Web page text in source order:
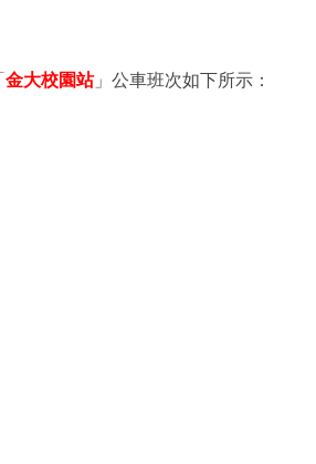
金大校園站」公車班次如下所示：